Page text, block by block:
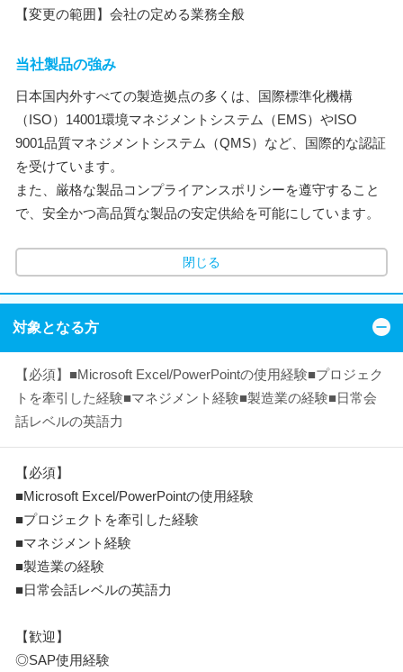
【変更の範囲】会社の定める業務全般
当社製品の強み
日本国内外すべての製造拠点の多くは、国際標準化機構
（ISO）14001環境マネジメントシステム（EMS）やISO
9001品質マネジメントシステム（QMS）など、国際的な認証
を受けています。
また、厳格な製品コンプライアンスポリシーを遵守すること
で、安全かつ高品質な製品の安定供給を可能にしています。
閉じる
対象となる方
【必須】■Microsoft Excel/PowerPointの使用経験■プロジェク
トを牽引した経験■マネジメント経験■製造業の経験■日常会
話レベルの英語力
【必須】
■Microsoft Excel/PowerPointの使用経験
■プロジェクトを牽引した経験
■マネジメント経験
■製造業の経験
■日常会話レベルの英語力
【歓迎】
◎SAP使用経験